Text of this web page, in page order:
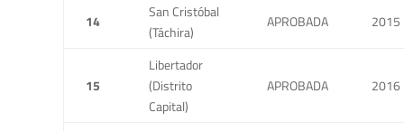
14
San Cristóbal
(Táchira)
APROBADA 2015
15
Libertador
(Distrito
Capital)
APROBADA 2016